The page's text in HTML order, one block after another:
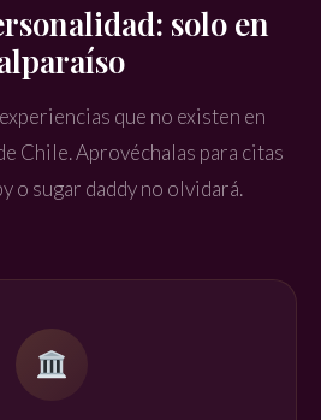
solo en
que no existen en
Chile. Aprovéchalas para citas
o sugar daddy no olvidará.